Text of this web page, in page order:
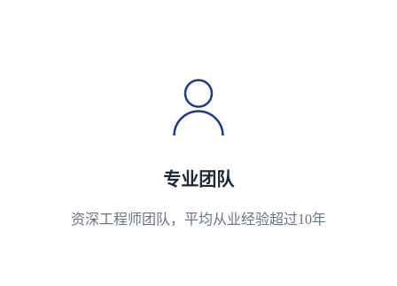
专业团队
资深工程师团队，平均从业经验超过10年